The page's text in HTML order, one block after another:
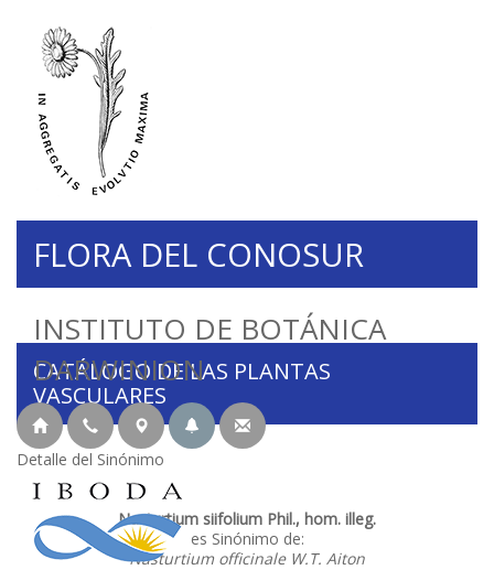
INSTITUTO DE BOTÁNICA
DARWINION
FLORA DEL CONOSUR
CATÁLOGO DE LAS PLANTAS
VASCULARES
Detalle del Sinónimo
Nasturtium siifolium Phil., hom. illeg.
es Sinónimo de:
Nasturtium officinale W.T. Aiton